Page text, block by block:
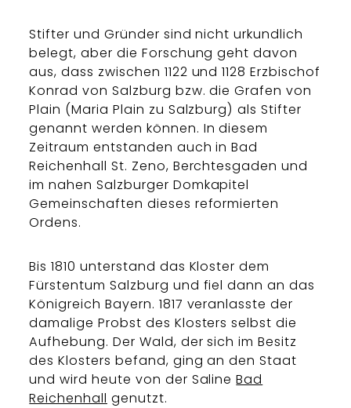
Stifter und Gründer sind nicht urkundlich
belegt, aber die Forschung geht davon
aus, dass zwischen 1122 und 1128 Erzbischof
Konrad von Salzburg bzw. die Grafen von
Plain (Maria Plain zu Salzburg) als Stifter
genannt werden können. In diesem
Zeitraum entstanden auch in Bad
Reichenhall St. Zeno, Berchtesgaden und
im nahen Salzburger Domkapitel
Gemeinschaften dieses reformierten
Ordens.
Bis 1810 unterstand das Kloster dem
Fürstentum Salzburg und fiel dann an das
Königreich Bayern. 1817 veranlasste der
damalige Probst des Klosters selbst die
Aufhebung. Der Wald, der sich im Besitz
des Klosters befand, ging an den Staat
und wird heute von der SalineBad
Reichenhall genutzt.